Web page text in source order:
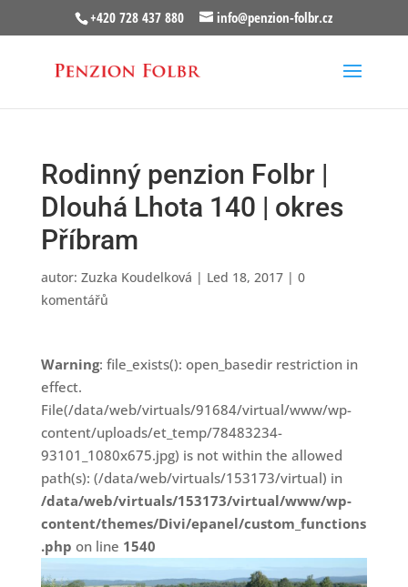
+420 728 437 880 info@penzion-folbr.cz
Rodinný penzion Folbr |
Dlouhá Lhota 140 | okres
Příbram
autor: Zuzka Koudelková | Led 18, 2017| 0
komentářů
Warning: file_exists(): open_basedir restriction in
effect.
File(/data/web/virtuals/91684/virtual/www/wp-
content/uploads/et_temp/78483234-
93101_1080x675.jpg) is not within the allowed
path(s): (/data/web/virtuals/153173/virtual) in
/data/web/virtuals/153173/virtual/www/wp-
content/themes/Divi/epanel/custom_functions
.php on line 1540